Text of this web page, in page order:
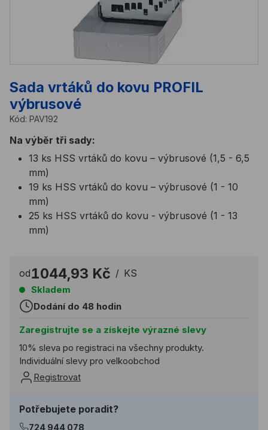
Sada vrtáků do kovu PROFIL
výbrusové
Kód: PAV192
Na výběr tři sady:
13 ks HSS vrtáků do kovu – výbrusové (1,5 - 6,5
mm)
19 ks HSS vrtáků do kovu – výbrusové (1 - 10
mm)
25 ks HSS vrtáků do kovu - výbrusové (1 - 13
mm)
od1044,93 Kč / KS
Skladem
Dodání do 48 hodin
Zaregistrujte se a získejte výrazné slevy
10% sleva po registraci na všechny produkty.
Individuální slevy pro velkoobchod
Registrovat
Potřebujete poradit?
724 944 078